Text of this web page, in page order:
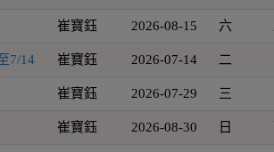
崔寶鈺 2026-08-15 六
7/14 崔寶鈺 2026-07-14 二
崔寶鈺 2026-07-29 三
崔寶鈺 2026-08-30 日